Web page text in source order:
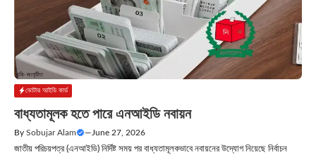
ভোটার আইডি কার্ড
বাধ্যতামূলক হতে পারে এনআইডি নবায়ন
By Sobujar Alam — June 27, 2026
জাতীয় পরিচয়পত্র (এনআইডি) নির্দিষ্ট সময় পর বাধ্যতামূলকভাবে নবায়নের উদ্যোগ নিয়েছে নির্বাচন